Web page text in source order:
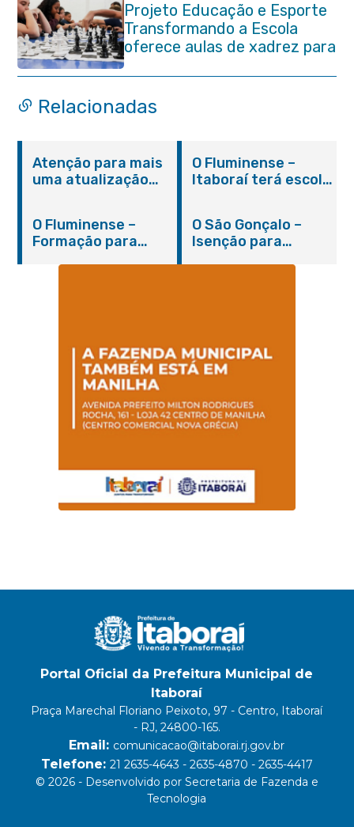
Projeto Educação e Esporte
Transformando a Escola
oferece aulas de xadrez para
alunos da rede municipal
Relacionadas
Atenção para mais
uma atualização
em Itaboraí (24/05)
O Fluminense –
Itaboraí terá escola
março
O Fluminense –
Formação para
O São Gonçalo –
Isenção para
Portal Oficial da Prefeitura Municipal de
Itaboraí
Praça Marechal Floriano Peixoto, 97 - Centro, Itaboraí
- RJ, 24800-165.
Email: comunicacao@itaborai.rj.gov.br
Telefone: 21 2635-4643 - 2635-4870 - 2635-4417
© 2026 - Desenvolvido por Secretaria de Fazenda e
Tecnologia